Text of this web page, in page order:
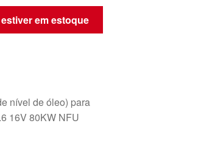
em estoque
nível de óleo) para
16V 80KW NFU